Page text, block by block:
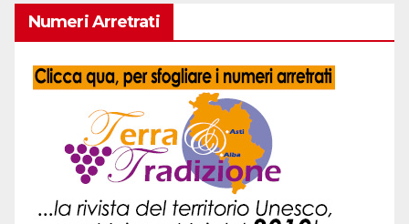
Numeri Arretrati